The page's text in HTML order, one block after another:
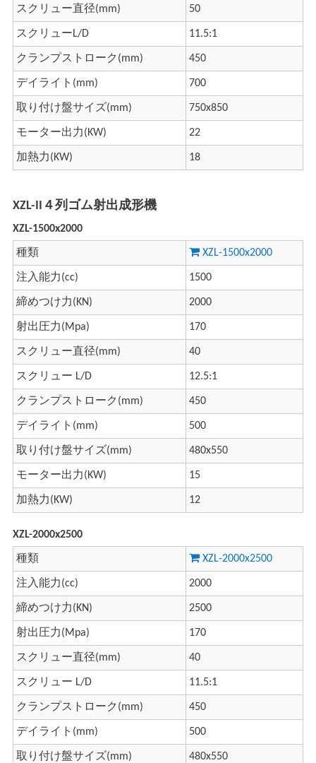
スクリュー直径(mm) 50
スクリューL/D 11.5:1
クランプストローク(mm) 450
デイライト(mm) 700
取り付け盤サイズ(mm) 750x850
モーター出力(KW) 22
加熱力(KW) 18
XZL-II４列ゴム射出成形機
XZL-1500x2000
種類 XZL-1500x2000
注入能力(cc) 1500
締めつけ力(KN) 2000
射出圧力(Mpa) 170
スクリュー直径(mm) 40
スクリュー L/D 12.5:1
クランプストローク(mm) 450
デイライト(mm) 500
取り付け盤サイズ(mm) 480x550
モーター出力(KW) 15
加熱力(KW) 12
XZL-2000x2500
種類 XZL-2000x2500
注入能力(cc) 2000
締めつけ力(KN) 2500
射出圧力(Mpa) 170
スクリュー直径(mm) 40
スクリュー L/D 11.5:1
クランプストローク(mm) 450
デイライト(mm) 500
取り付け盤サイズ(mm) 480x550